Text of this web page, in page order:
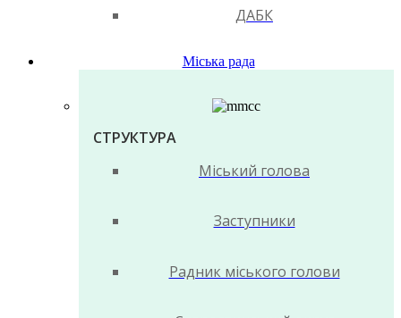
ДАБК
Міська рада
СТРУКТУРА
Міський голова
Заступники
Радник міського голови